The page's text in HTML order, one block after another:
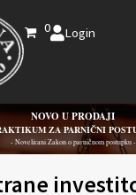
0 Login
NOVO U PRODAJI
ZA PARNIČNI
- Novelirani Zakon o parničnom postupku -